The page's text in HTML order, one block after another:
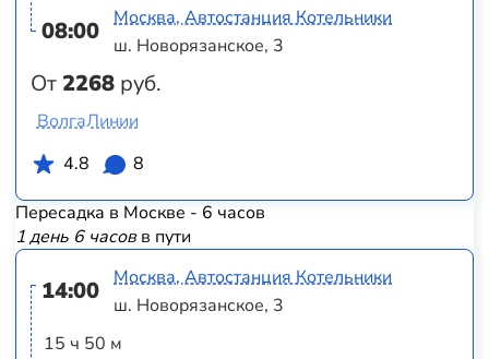
08:00
От2268 руб.
Москва, Автостанция Котельники
ш. Новорязанское, 3
ВолгаЛинии
4.8
8
Пересадка в Москве - 6 часов
1 день 6 часовв пути
14:00
15 ч 50 м
Москва, Автостанция Котельники
ш. Новорязанское, 3